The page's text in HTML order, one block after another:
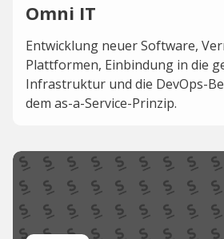
Omni IT
Entwicklung neuer Software,
Plattformen, Einbindung in die
Infrastruktur und die DevOps-
dem as-a-Service-Prinzip.